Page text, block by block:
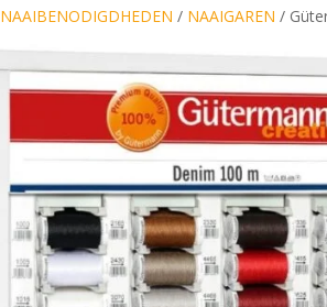
NAAIBENODIGDHEDEN / NAAIGAREN /